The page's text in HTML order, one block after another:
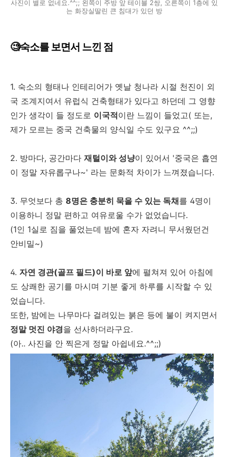
사진이 별로 없네요.^^;; 왼쪽이 주방 앞 테이블 2쌍, 오른쪽이 1층에 있
는 화장실딸린 큰 침대가 있던 방
🧐숙소를 보면서 느낀 점
1. 숙소의 형태나 인테리어가 옛날 청나라 시절 천진이 외
국 조계지여서 유럽식 건축형태가 있다고 하던데 그 영향
인가 생각이 들 정도로 이국적이란 느낌이 들었고( 또는,
제가 모르는 중국 건축물의 양식일 수도 있구요 ^^;;)
2. 방마다, 공간마다 재털이와 성냥이 있어서 '중국은 흡연
이 정말 자유롭구나~' 라는 문화적 차이가 느껴졌습니다.
3. 무엇보다 총 8명은 충분히 묵을 수 있는 독채를 4명이
이용하니 정말 편하고 여유로울 수가 없었습니다.
(1인 1실로 짐을 풀었는데 밤에 혼자 자려니 무서웠던건
안비밀~)
4. 자연 경관(골프 필드)이 바로 앞에 펼쳐져 있어 아침에
도 상쾌한 공기를 마시며 기분 좋게 하루를 시작할 수 있
었습니다.
또한, 밤에는 나무마다 걸려있는 붉은 등에 불이 켜지면서
정말 멋진 야경을 선사하더라구요.
(아.. 사진을 안 찍은게 정말 아쉽네요.^^;;)